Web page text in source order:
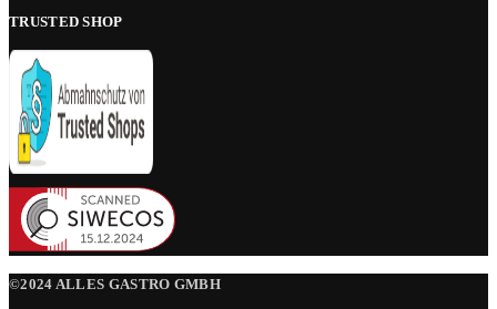
TRUSTED SHOP
©2024 ALLES GASTRO GMBH